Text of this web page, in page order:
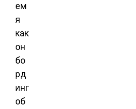
ем
я
как
он
бо
рд
инг
об